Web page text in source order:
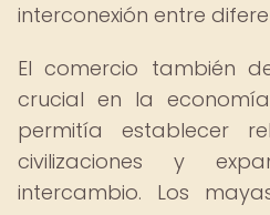
interconexión entre
El comercio también
crucial en la
permitía establecer
civilizaciones y
intercambio. Los